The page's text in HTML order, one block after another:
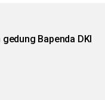
Bapenda DKI